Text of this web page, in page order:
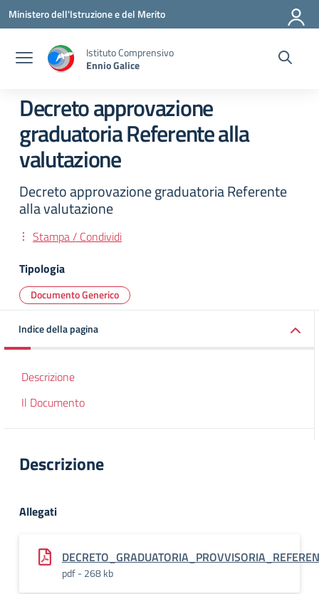
Vai ai contenuti
Vai al menu di navigazione
Vai al footer
Ministero dell'Istruzione e del Merito
Istituto Comprensivo
Ennio Galice
Decreto approvazione
graduatoria Referente alla
valutazione
Decreto approvazione graduatoria Referente
alla valutazione
Stampa / Condividi
Tipologia
Documento Generico
Indice della pagina
Descrizione
Il Documento
Descrizione
Allegati
pdf - 268 kb